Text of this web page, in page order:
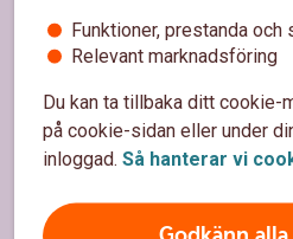
Funktioner, prestanda och
Relevant marknadsföring
Du kan ta tillbaka ditt cookie-
på cookie-sidan eller under
inloggad. Så hanterar vi
Kundservice
Hitta bankkontor
Bli kund
Priser, räntor och kurser